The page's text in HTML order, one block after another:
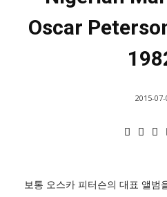
Oscar
2015-07-
보통 오스카 피터슨의 대표 앨범